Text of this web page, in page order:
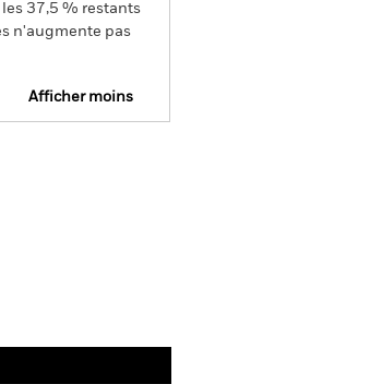
37,5 % restants
n'augmente pas
Afficher moins